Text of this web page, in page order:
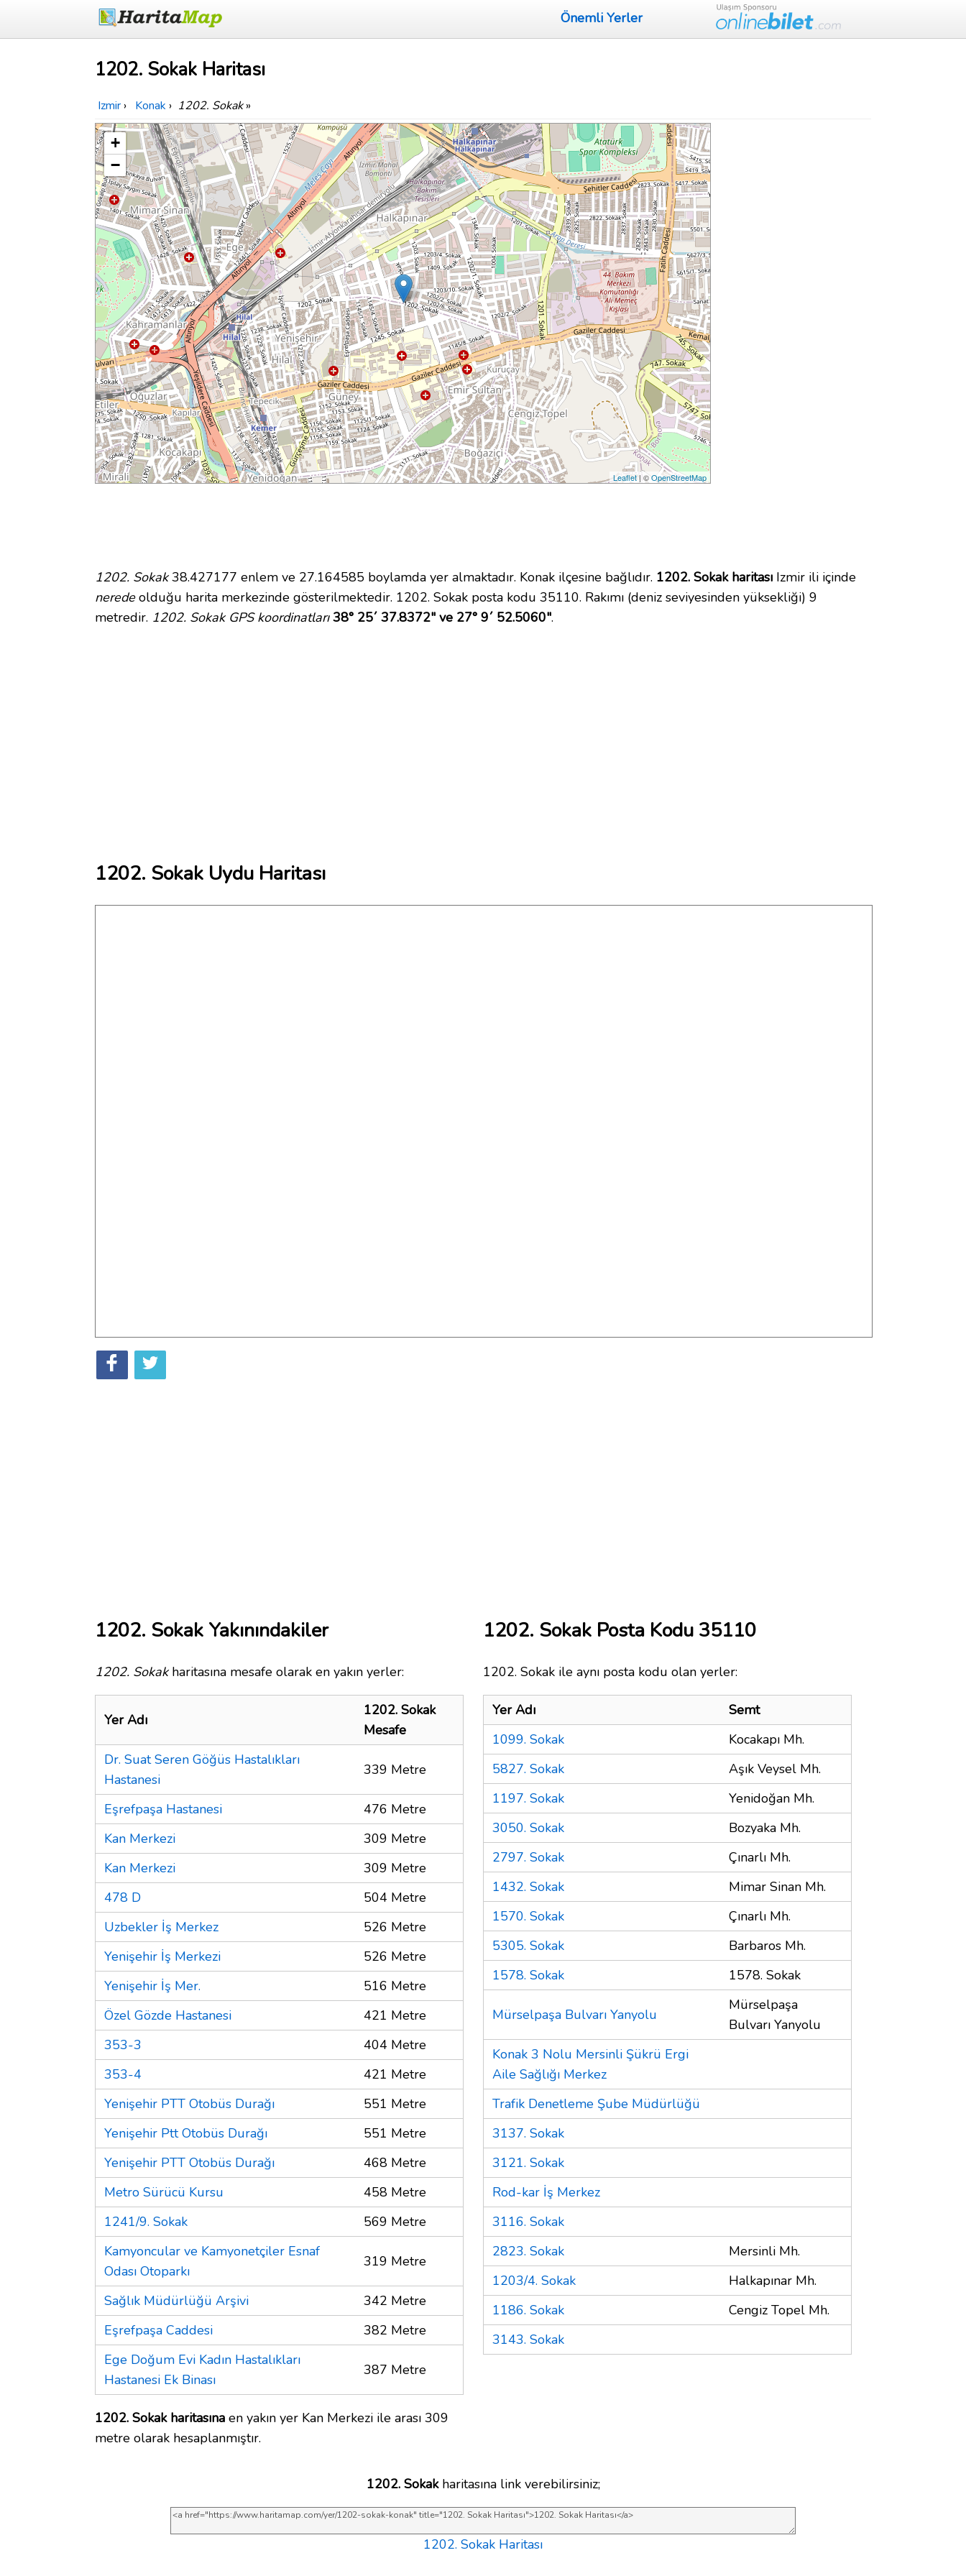
Önemli Yerler
1202. Sokak Haritası
Izmir › Konak › 1202. Sokak»
+
−
Leaflet| ©OpenStreetMap
1202. Sokak38.427177 enlem ve 27.164585 boylamda yer almaktadır. Konak ilçesine bağlıdır. 1202. Sokak haritası Izmir ili içinde
neredeolduğu harita merkezinde gösterilmektedir. 1202. Sokak posta kodu 35110. Rakımı (deniz seviyesinden yüksekliği) 9
metredir. 1202. Sokak GPS koordinatları 38° 25´ 37.8372" ve 27° 9´ 52.5060".
1202. Sokak Uydu Haritası
1202. Sokak Yakınındakiler
1202. Sokakharitasına mesafe olarak en yakın yerler:
Yer Adı
1202. Sokak
Mesafe
Dr. Suat Seren Göğüs Hastalıkları
Hastanesi
339 Metre
Eşrefpaşa Hastanesi
476 Metre
Kan Merkezi
309 Metre
Kan Merkezi
309 Metre
478 D
504 Metre
Uzbekler İş Merkez
526 Metre
Yenişehir İş Merkezi
526 Metre
Yenişehir İş Mer.
516 Metre
Özel Gözde Hastanesi
421 Metre
353-3
404 Metre
353-4
421 Metre
Yenişehir PTT Otobüs Durağı
551 Metre
Yenişehir Ptt Otobüs Durağı
551 Metre
Yenişehir PTT Otobüs Durağı
468 Metre
Metro Sürücü Kursu
458 Metre
1241/9. Sokak
569 Metre
Kamyoncular ve Kamyonetçiler Esnaf
Odası Otoparkı
319 Metre
Sağlık Müdürlüğü Arşivi
342 Metre
Eşrefpaşa Caddesi
382 Metre
Ege Doğum Evi Kadın Hastalıkları
Hastanesi Ek Binası
387 Metre
1202. Sokak haritasına en yakın yer Kan Merkezi ile arası 309
metre olarak hesaplanmıştır.
1202. Sokak Posta Kodu 35110
1202. Sokak ile aynı posta kodu olan yerler:
Yer Adı
Semt
1099. Sokak
Kocakapı Mh.
5827. Sokak
Aşık Veysel Mh.
1197. Sokak
Yenidoğan Mh.
3050. Sokak
Bozyaka Mh.
2797. Sokak
Çınarlı Mh.
1432. Sokak
Mimar Sinan Mh.
1570. Sokak
Çınarlı Mh.
5305. Sokak
Barbaros Mh.
1578. Sokak
1578. Sokak
Mürselpaşa Bulvarı Yanyolu
Mürselpaşa
Bulvarı Yanyolu
Konak 3 Nolu Mersinli Şükrü Ergi
Aile Sağlığı Merkez
Trafik Denetleme Şube Müdürlüğü
3137. Sokak
3121. Sokak
Rod-kar İş Merkez
3116. Sokak
2823. Sokak
Mersinli Mh.
1203/4. Sokak
Halkapınar Mh.
1186. Sokak
Cengiz Topel Mh.
3143. Sokak
1202. Sokakharitasına link verebilirsiniz;
1202. Sokak Haritası